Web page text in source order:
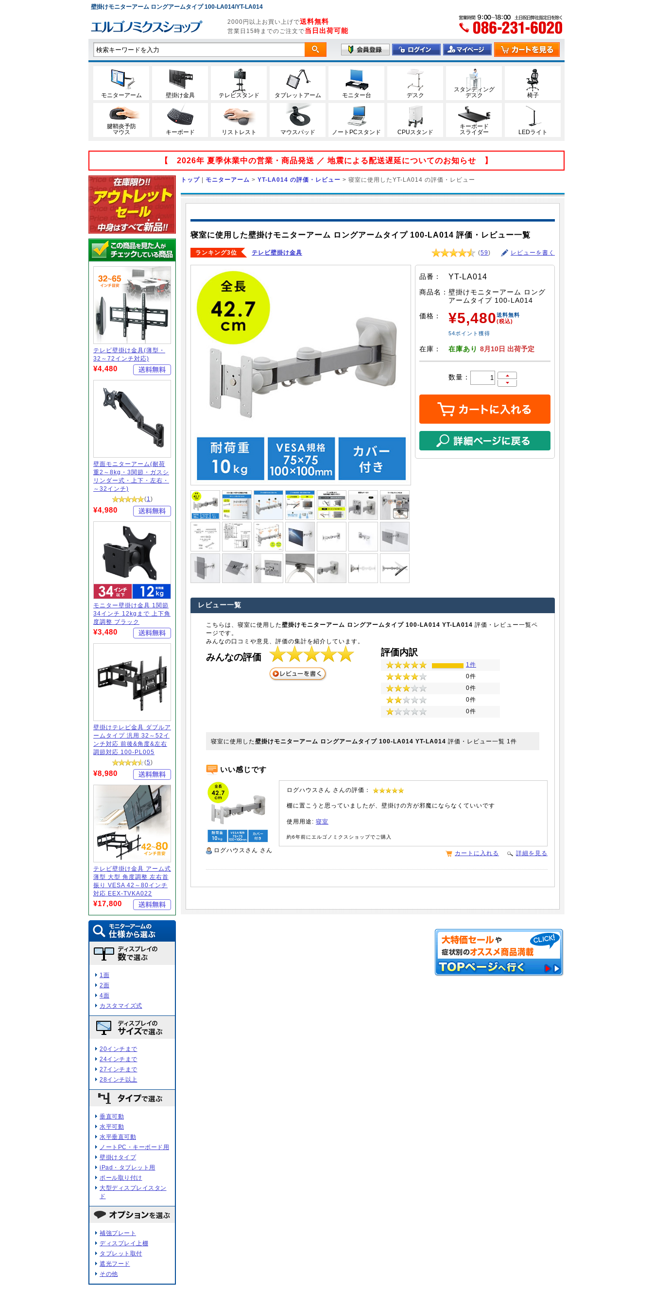
壁掛けモニターアーム ロングアームタイプ 100-LA014/YT-LA014
2000円以上お買い上げで送料無料
営業日15時までのご注文で当日出荷可能
モニターアーム 壁掛け金具 テレビスタンド タブレットアーム モニター台 デスク
スタンディング
デスク
椅子
腱鞘炎予防
マウス
キーボード リストレスト マウスパッド ノートPCスタンド CPUスタンド
キーボード
スライダー
LEDライト
【 2026年 夏季休業中の営業・商品発送 ／ 地震による配送遅延についてのお知らせ 】
テレビ壁掛け金具(薄型・
32～72インチ対応)
¥4,480
壁面モニターアーム(耐荷
重2～8kg・3関節・ガスシ
リンダー式・上下・左右・
～32インチ)
(1 )
¥4,980
モニター壁掛け金具 1関節
34インチ 12kgまで 上下角
度調整 ブラック
¥3,480
壁掛けテレビ金具 ダブルア
ームタイプ 汎用 32～52イ
ンチ対応 前後&角度&左右
調節対応 100-PL005
(5)
¥8,980
テレビ壁掛け金具 アーム式
薄型 大型 角度調整 左右首
振り VESA 42～80インチ
対応 EEX-TVKA022
¥17,800
1面
2面
4面
カスタマイズ式
20インチまで
24インチまで
27インチまで
28インチ以上
垂直可動
水平可動
水平垂直可動
ノートPC・キーボード用
壁掛けタイプ
iPad・タブレット用
ポール取り付け
大型ディスプレイスタン
ド
補強プレート
ディスプレイ上棚
タブレット取付
遮光フード
その他
トップ | モニターアーム > YT-LA014 の評価・レビュー > 寝室に使用したYT-LA014 の評価・レビュー
寝室に使用した壁掛けモニターアーム ロングアームタイプ 100-LA014 評価・レビュー一覧
ランキング3位 テレビ壁掛け金具 レビューを書く
(59)
品番： YT-LA014
商品名： 壁掛けモニターアーム ロング
アームタイプ 100-LA014
価格：
¥5,480送料無料
(税込)
54ポイント獲得
在庫： 在庫あり 8月10日 出荷予定
数量：
レビュー一覧
こちらは、寝室に使用した壁掛けモニターアーム ロングアームタイプ 100-LA014 YT-LA014 評価・レビュー一覧ペ
ージです。
みんなの口コミや意見、評価の集計を紹介しています。
みんなの評価 評価内訳
1件
0件
0件
0件
0件
寝室に使用した壁掛けモニターアーム ロングアームタイプ 100-LA014 YT-LA014 評価・レビュー一覧 1 件
いい感じです
ログハウスさん さん
ログハウスさん さんの評価：
棚に置こうと思っていましたが、壁掛けの方が邪魔にならなくていいです
使用用途: 寝室
約6年前にエルゴノミクスショップでご購入
詳細を見る
カートに入れる